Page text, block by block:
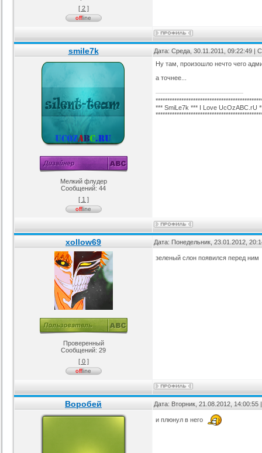
РИП шаблона сайта TFiles для
[ 2 ]
smile7k Дата: Среда, 30.11.2011, 09:22:49 |
Мелкий флудер
Сообщений: 44
[ 1 ]
Ну там, произошло нечто чего
а точнее...
*** SmiLe7k *** I Love UcOzABC.rU
xollow69 Дата: Понедельник, 23.01.2012,
Проверенный
Сообщений: 29
[ 0 ]
зеленый слон появился перед ним
Воробей Дата: Вторник, 21.08.2012,
и плюнул в него